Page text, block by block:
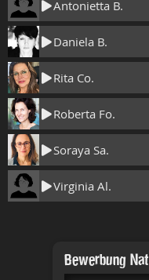
Antonietta B.
Daniela B.
Rita Co.
Roberta Fo.
Soraya Sa.
Virginia Al.
Bewerbung